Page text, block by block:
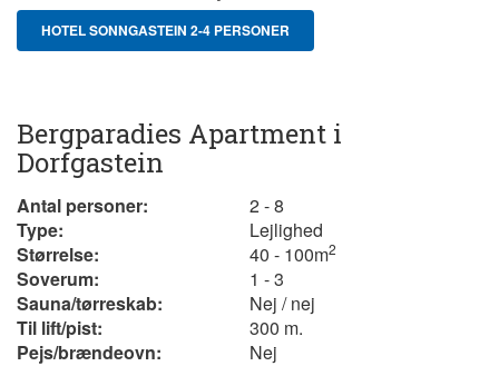
HOTEL SONNGASTEIN 2-4 PERSONER
Bergparadies Apartment i
Dorfgastein
Antal personer:
2 - 8
Type:
Lejlighed
Størrelse:
40 - 100m2
Soverum:
1 - 3
Sauna/tørreskab:
Nej / nej
Til lift/pist:
300 m.
Pejs/brændeovn:
Nej